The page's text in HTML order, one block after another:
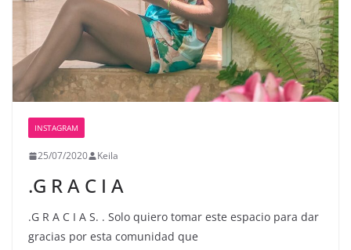
INSTAGRAM
25/07/2020 Keila
.G R A C I A
.G R A C I A S. . Solo quiero tomar este espacio para dar
gracias por esta comunidad que